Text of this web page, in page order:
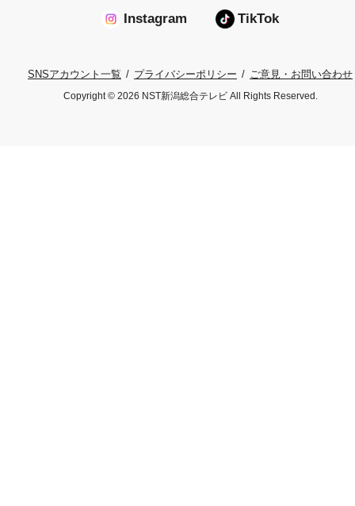
Instagram TikTok
SNSアカウント一覧 プライバシーポリシー ご意見・お問い合わせ
Copyright © 2026 NST新潟総合テレビ All Rights Reserved.